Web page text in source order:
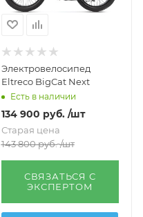
Электровелосипед
Eltreco BigCat Next
Есть в наличии
134 900 руб. /шт
Старая цена
143 800руб. /шт
СВЯЗАТЬСЯ С
ЭКСПЕРТОМ